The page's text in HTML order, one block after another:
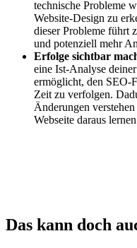
technische Probleme
Website-Design zu
dieser Probleme führt
und potenziell mehr
Erfolge sichtbar
eine Ist-Analyse
ermöglicht, den SEO-
Zeit zu verfolgen.
Änderungen
Webseite daraus
Das kann doch